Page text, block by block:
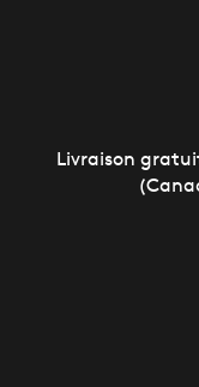
Livraison